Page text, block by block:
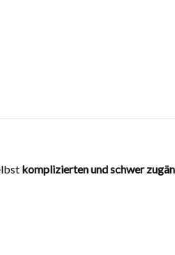
komplizierten und schwer